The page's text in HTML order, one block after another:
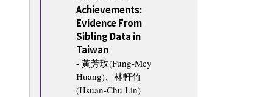
Achievements:
Evidence From
Sibling Data in
Taiwan
- 黃芳玫(Fung-Mey
Huang)、林軒竹
(Hsuan-Chu Lin)